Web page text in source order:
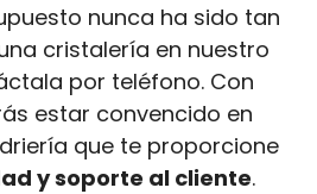
nunca ha sido tan
cristalería en nuestro
por teléfono. Con
estar convencido en
que te proporcione
y soporte al cliente.